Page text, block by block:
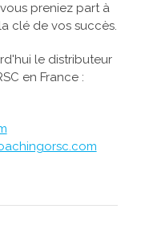
preniez part à
clé de vos succès.
le distributeur
en France :